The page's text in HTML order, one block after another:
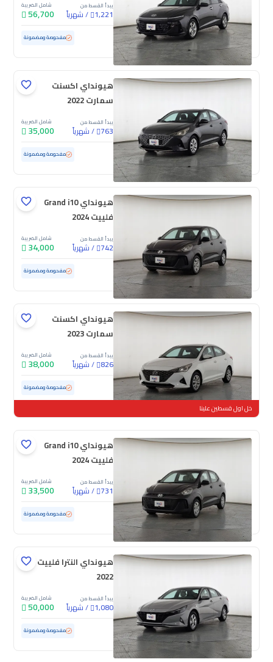
يبدأ القسط من
1,221
/شهرياً
شامل الضريبة
56,700
مستعملة 71,344 كم مفحوصة ومضمونة
هيونداي اكسنت
سمارت 2022
يبدأ القسط من
763
/شهرياً
شامل الضريبة
35,000
مستعملة 209,875 كم مفحوصة ومضمونة
هيونداي Grand i10
فلييت 2024
يبدأ القسط من
742
/شهرياً
شامل الضريبة
34,000
مستعملة 98,042 كم مفحوصة ومضمونة
هيونداي اكسنت
سمارت 2023
يبدأ القسط من
826
/شهرياً
شامل الضريبة
38,000
مستعملة 198,697 كم مفحوصة ومضمونة
خل اول قسطين علينا
هيونداي Grand i10
فلييت 2024
يبدأ القسط من
731
/شهرياً
شامل الضريبة
33,500
مستعملة 79,031 كم مفحوصة ومضمونة
هيونداي النترا فلييت
2022
يبدأ القسط من
1,080
/شهرياً
شامل الضريبة
50,000
مستعملة 160,244 كم مفحوصة ومضمونة